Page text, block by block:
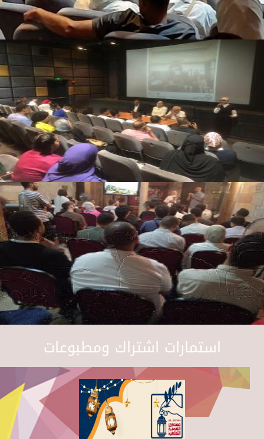
استمارات اشتراك ومطبوعات